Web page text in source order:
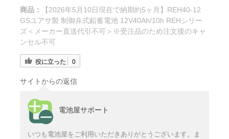
商品：
【2026年5月10日現在で納期約5ヶ月】REH40-12
GSユアサ製 制御弁式鉛蓄電池 12V40Ah/10h REHシリー
ズ＜メーカー直送代引不可＞※受注品のため注文後のキャ
ンセル不可
役に立った 0
サイトからの返信
電池屋サポート
いつも電池屋をご利用いただきありがとうございます。ま